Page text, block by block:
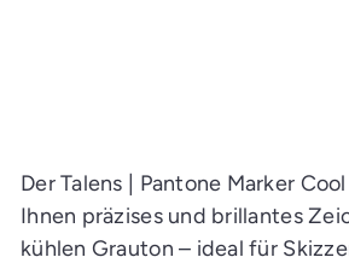
n
k
a
u
Der Talens | Pantone Marker
Ihnen präzises und brillantes
kühlen Grauton – ideal für